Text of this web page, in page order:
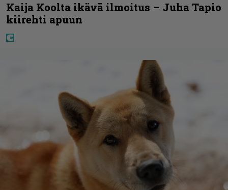
Kaija Koolta ikävä ilmoitus – Juha Tapio
kiirehti apuun